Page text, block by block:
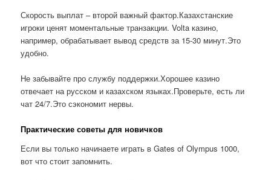
Скорость выплат – второй важный фактор.Казахстанские
игроки ценят моментальные транзакции. Volta казино,
например, обрабатывает вывод средств за 15-30 минут.Это
удобно.
Не забывайте про службу поддержки.Хорошее казино
отвечает на русском и казахском языках.Проверьте, есть ли
чат 24/7.Это сэкономит нервы.
Практические советы для новичков
Если вы только начинаете играть в Gates of Olympus 1000,
вот что стоит запомнить.